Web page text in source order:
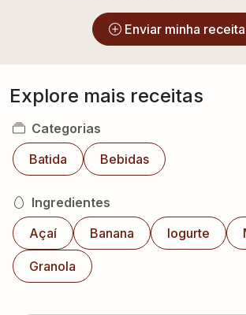
Enviar minha receita
Explore mais receitas
Categorias
Batida
Bebidas
Ingredientes
Açaí
Banana Iogurte
Granola